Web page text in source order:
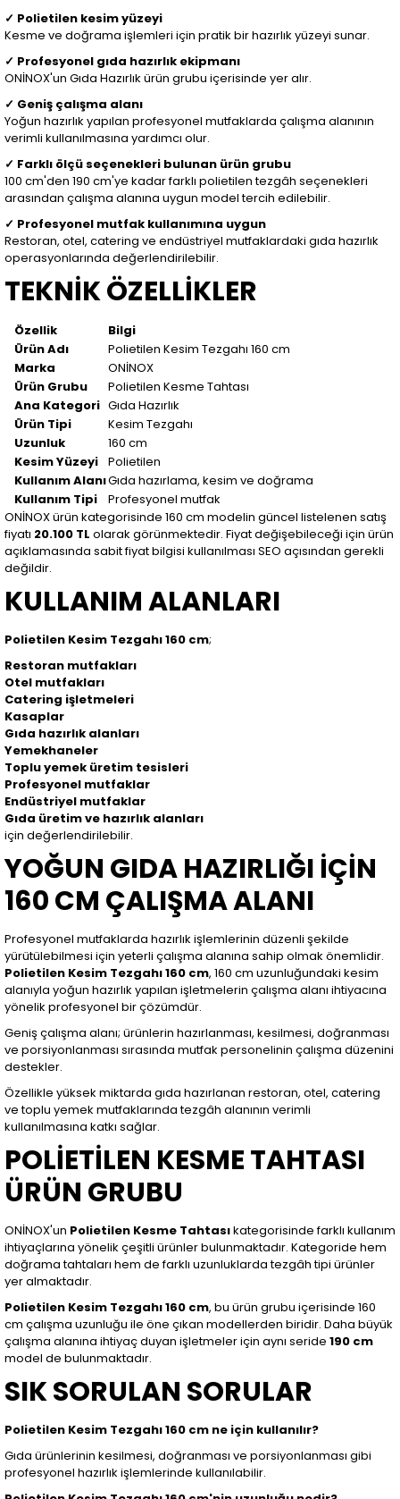
✓ Polietilen kesim yüzeyi
Kesme ve doğrama işlemleri için pratik bir hazırlık yüzeyi sunar.
✓ Profesyonel gıda hazırlık ekipmanı
ONİNOX'un Gıda Hazırlık ürün grubu içerisinde yer alır.
✓ Geniş çalışma alanı
Yoğun hazırlık yapılan profesyonel mutfaklarda çalışma alanının
verimli kullanılmasına yardımcı olur.
✓ Farklı ölçü seçenekleri bulunan ürün grubu
100 cm'den 190 cm'ye kadar farklı polietilen tezgâh seçenekleri
arasından çalışma alanına uygun model tercih edilebilir.
✓ Profesyonel mutfak kullanımına uygun
Restoran, otel, catering ve endüstriyel mutfaklardaki gıda hazırlık
operasyonlarında değerlendirilebilir.
TEKNİK ÖZELLİKLER
Özellik
Bilgi
Ürün Adı
Polietilen Kesim Tezgahı 160 cm
Marka
ONİNOX
Ürün Grubu
Polietilen Kesme Tahtası
Ana Kategori Gıda Hazırlık
Ürün Tipi
Kesim Tezgahı
Uzunluk
160 cm
Kesim Yüzeyi Polietilen
Kullanım AlanıGıda hazırlama, kesim ve doğrama
Kullanım Tipi
Profesyonel mutfak
ONİNOX ürün kategorisinde 160 cm modelin güncel listelenen satış
fiyatı 20.100 TL olarak görünmektedir. Fiyat değişebileceği için ürün
açıklamasında sabit fiyat bilgisi kullanılması SEO açısından gerekli
değildir.
KULLANIM ALANLARI
Polietilen Kesim Tezgahı 160 cm;
Restoran mutfakları
Otel mutfakları
Catering işletmeleri
Kasaplar
Gıda hazırlık alanları
Yemekhaneler
Toplu yemek üretim tesisleri
Profesyonel mutfaklar
Endüstriyel mutfaklar
Gıda üretim ve hazırlık alanları
için değerlendirilebilir.
YOĞUN GIDA HAZIRLIĞI İÇİN
160 CM ÇALIŞMA ALANI
Profesyonel mutfaklarda hazırlık işlemlerinin düzenli şekilde
yürütülebilmesi için yeterli çalışma alanına sahip olmak önemlidir.
Polietilen Kesim Tezgahı 160 cm, 160 cm uzunluğundaki kesim
alanıyla yoğun hazırlık yapılan işletmelerin çalışma alanı ihtiyacına
yönelik profesyonel bir çözümdür.
Geniş çalışma alanı; ürünlerin hazırlanması, kesilmesi, doğranması
ve porsiyonlanması sırasında mutfak personelinin çalışma düzenini
destekler.
Özellikle yüksek miktarda gıda hazırlanan restoran, otel, catering
ve toplu yemek mutfaklarında tezgâh alanının verimli
kullanılmasına katkı sağlar.
POLİETİLEN KESME TAHTASI
ÜRÜN GRUBU
ONİNOX'un Polietilen Kesme Tahtasıkategorisinde farklı kullanım
ihtiyaçlarına yönelik çeşitli ürünler bulunmaktadır. Kategoride hem
doğrama tahtaları hem de farklı uzunluklarda tezgâh tipi ürünler
yer almaktadır.
Polietilen Kesim Tezgahı 160 cm, bu ürün grubu içerisinde 160
cm çalışma uzunluğu ile öne çıkan modellerden biridir. Daha büyük
çalışma alanına ihtiyaç duyan işletmeler için aynı seride 190 cm
model de bulunmaktadır.
SIK SORULAN SORULAR
Polietilen Kesim Tezgahı 160 cm ne için kullanılır?
Gıda ürünlerinin kesilmesi, doğranması ve porsiyonlanması gibi
profesyonel hazırlık işlemlerinde kullanılabilir.